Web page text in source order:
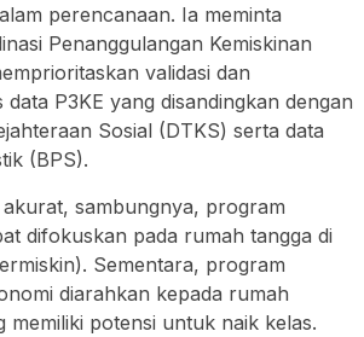
perencanaan. Ia meminta
Penanggulangan Kemiskinan
validasi dan
data P3KE yang disandingkan dengan
Sosial (DTKS) serta data
(BPS).
sambungnya, program
difokuskan pada rumah tangga di
Sementara, program
diarahkan kepada rumah
memiliki potensi untuk naik kelas.